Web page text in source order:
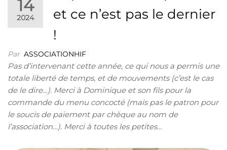
14
2024
et ce n’est pas le dernier
!
Par ASSOCIATIONHIF
Pas d’intervenant cette année, ce qui nous a permis une
totale liberté de temps, et de mouvements (c’est le cas
de le dire…). Merci à Dominique et son fils pour la
commande du menu concocté (mais pas le patron pour
le soucis de paiement par chèque au nom de
l’association…). Merci à toutes les petites…